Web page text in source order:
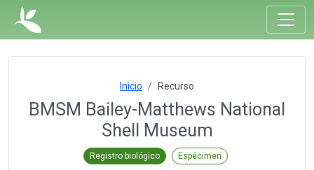
Inicio Recurso
BMSM Bailey-Matthews National
Shell Museum
Registro biológico Espécimen